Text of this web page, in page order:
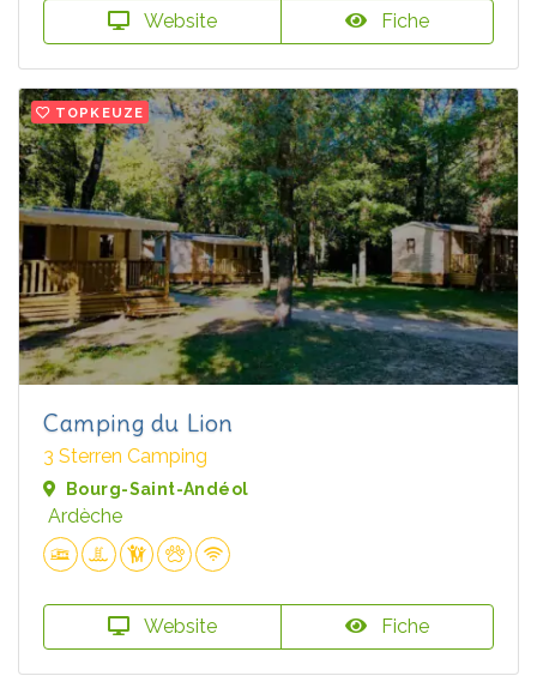
Website Fiche
TOPKEUZE
Camping du Lion
3 Sterren Camping
Bourg-Saint-Andéol
Ardèche
Website Fiche